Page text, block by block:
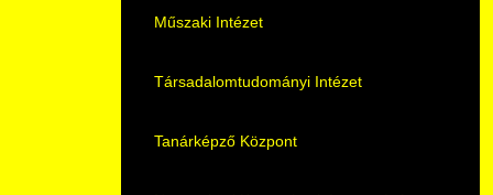
Pályaorientációs tanácsadás
MTMI Szakok
Sportolóként egyetemista
HASIT
Nyelvvizsga
Neptun
Műszaki Intézet
Társadalomtudományi Intézet
Tanárképző Központ